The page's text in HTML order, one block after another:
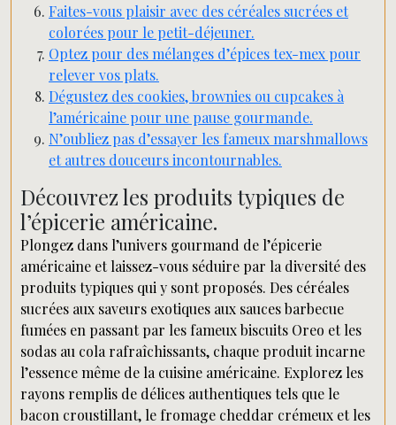
Faites-vous plaisir avec des céréales sucrées et
colorées pour le petit-déjeuner.
Optez pour des mélanges d’épices tex-mex pour
relever vos plats.
Dégustez des cookies, brownies ou cupcakes à
l’américaine pour une pause gourmande.
N’oubliez pas d’essayer les fameux marshmallows
et autres douceurs incontournables.
Découvrez les produits typiques de
l’épicerie américaine.
Plongez dans l’univers gourmand de l’épicerie
américaine et laissez-vous séduire par la diversité des
produits typiques qui y sont proposés. Des céréales
sucrées aux saveurs exotiques aux sauces barbecue
fumées en passant par les fameux biscuits Oreo et les
sodas au cola rafraîchissants, chaque produit incarne
l’essence même de la cuisine américaine. Explorez les
rayons remplis de délices authentiques tels que le
bacon croustillant, le fromage cheddar crémeux et les